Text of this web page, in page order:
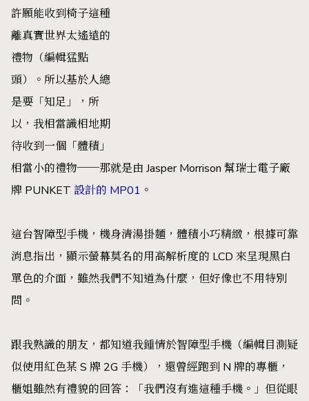
許願能收到椅子這種
離真實世界太遙遠的
禮物（編輯猛點
頭）。所以基於人總
是要「知足」，所
以，我相當識相地期
待收到一個「體積」
相當小的禮物──那就是由 Jasper Morrison 幫瑞士電子廠
牌 PUNKET 設計的 MP01 。
這台智障型手機，機身清湯掛麵，體積小巧精緻，根據可靠
消息指出，顯示螢幕莫名的用高解析度的 LCD 來呈現黑白
單色的介面，雖然我們不知道為什麼，但好像也不用特別
問。
跟我熟識的朋友，都知道我鍾情於智障型手機（編輯目測疑
似使用紅色某 S 牌 2G 手機），還曾經跑到 N 牌的專櫃，
櫃姐雖然有禮貌的回答：「我們沒有進這種手機。」但從眼